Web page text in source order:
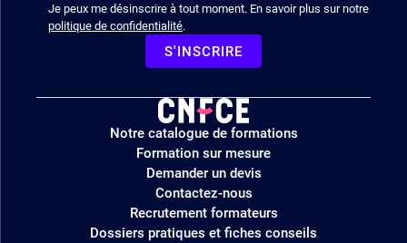
Je peux me désinscrire à tout moment. En savoir plus sur notre
politique de confidentialité.
S'INSCRIRE
Logo
site
Notre catalogue de formations
Formation sur mesure
Demander un devis
Contactez-nous
Recrutement formateurs
Dossiers pratiques et fiches conseils